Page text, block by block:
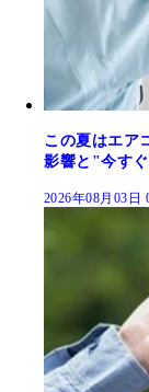
この夏はエア
影響と"今す
2026年08月03日